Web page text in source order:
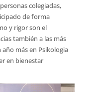
colegiadas,
de forma
y rigor son el
también a las más
más en Psikologia
en bienestar